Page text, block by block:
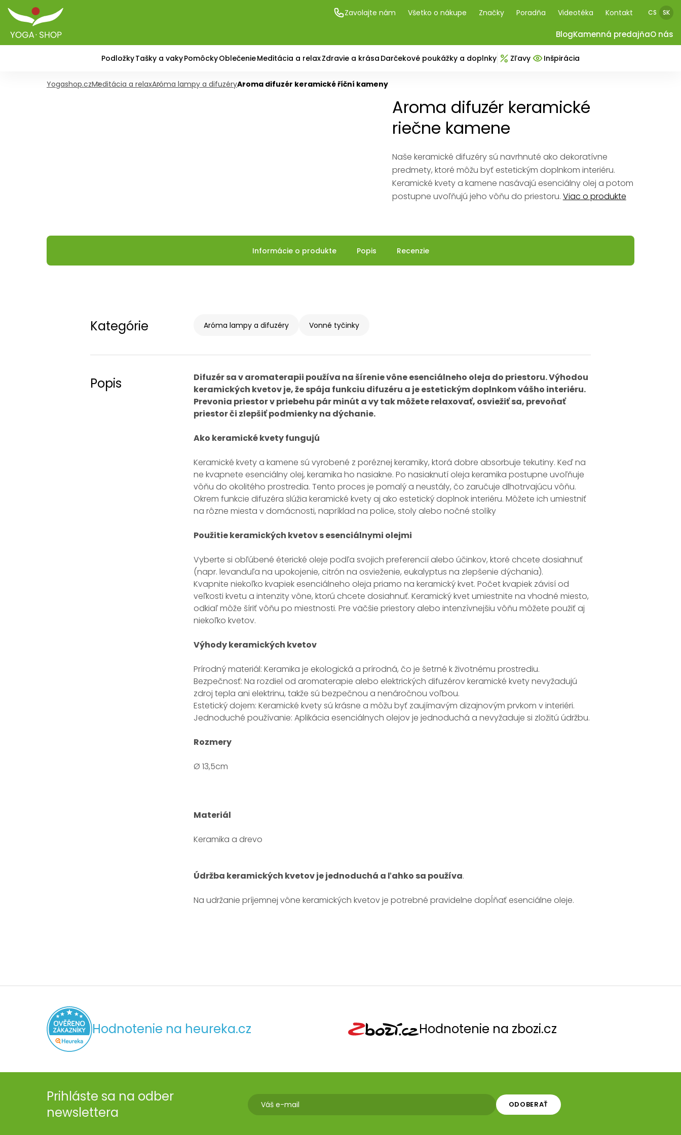
Zavolajte nám Všetko o nákupe Značky Poradňa Videotéka Kontakt CS SK
BlogKamenná predajňaO nás
PodložkyTašky a vakyPomôckyOblečenieMeditácia a relaxZdravie a krása Darčekové poukážky a doplnky Zľavy Inšpirácia
Yogashop.czMeditácia a relaxAróma lampy a difuzéryAroma difuzér keramické říční kameny
Aroma difuzér keramické
riečne kamene
Naše keramické difuzéry sú navrhnuté ako dekoratívne
predmety, ktoré môžu byť estetickým doplnkom interiéru.
Keramické kvety a kamene nasávajú esenciálny olej a potom
postupne uvoľňujú jeho vôňu do priestoru. Viac o produkte
Informácie o produkte Popis Recenzie
Kategórie Aróma lampy a difuzéry Vonné tyčinky
Popis
Difuzér sa v aromaterapii používa na šírenie vône esenciálneho oleja do priestoru. Výhodou
keramických kvetov je, že spája funkciu difuzéru a je estetickým doplnkom vášho interiéru.
Prevonia priestor v priebehu pár minút a vy tak môžete relaxovať, osviežiť sa, prevoňať
priestor či zlepšiť podmienky na dýchanie.
Ako keramické kvety fungujú
Keramické kvety a kamene sú vyrobené z poréznej keramiky, ktorá dobre absorbuje tekutiny. Keď na
ne kvapnete esenciálny olej, keramika ho nasiakne. Po nasiaknutí oleja keramika postupne uvoľňuje
vôňu do okolitého prostredia. Tento proces je pomalý a neustály, čo zaručuje dlhotrvajúcu vôňu.
Okrem funkcie difuzéra slúžia keramické kvety aj ako estetický doplnok interiéru. Môžete ich umiestniť
na rôzne miesta v domácnosti, napríklad na police, stoly alebo nočné stolíky
Použitie keramických kvetov s esenciálnymi olejmi
Vyberte si obľúbené éterické oleje podľa svojich preferencií alebo účinkov, ktoré chcete dosiahnuť
(napr. levanduľa na upokojenie, citrón na osvieženie, eukalyptus na zlepšenie dýchania).
Kvapnite niekoľko kvapiek esenciálneho oleja priamo na keramický kvet. Počet kvapiek závisí od
veľkosti kvetu a intenzity vône, ktorú chcete dosiahnuť. Keramický kvet umiestnite na vhodné miesto,
odkiaľ môže šíriť vôňu po miestnosti. Pre väčšie priestory alebo intenzívnejšiu vôňu môžete použiť aj
niekoľko kvetov.
Výhody keramických kvetov
Prírodný materiál: Keramika je ekologická a prírodná, čo je šetrné k životnému prostrediu.
Bezpečnosť: Na rozdiel od aromaterapie alebo elektrických difuzérov keramické kvety nevyžadujú
zdroj tepla ani elektrinu, takže sú bezpečnou a nenáročnou voľbou.
Estetický dojem: Keramické kvety sú krásne a môžu byť zaujímavým dizajnovým prvkom v interiéri.
Jednoduché používanie: Aplikácia esenciálnych olejov je jednoduchá a nevyžaduje si zložitú údržbu.
Rozmery
Ø 13,5cm
Materiál
Keramika a drevo
Údržba keramických kvetov je jednoduchá a ľahko sa používa.
Na udržanie príjemnej vône keramických kvetov je potrebné pravidelne dopĺňať esenciálne oleje.
Hodnotenie na heureka.cz Hodnotenie na zbozi.cz
Prihláste sa na odber
newslettera
ODOBERAŤ